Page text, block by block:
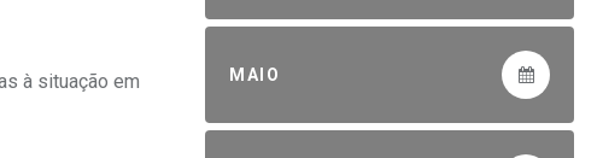
à situação em
MAIO